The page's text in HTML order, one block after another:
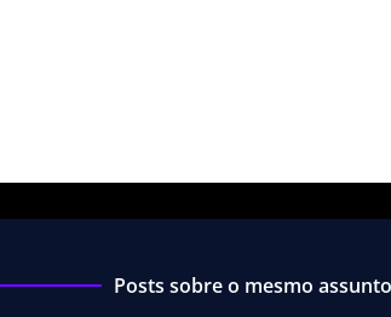
Posts sobre o mesmo assunto